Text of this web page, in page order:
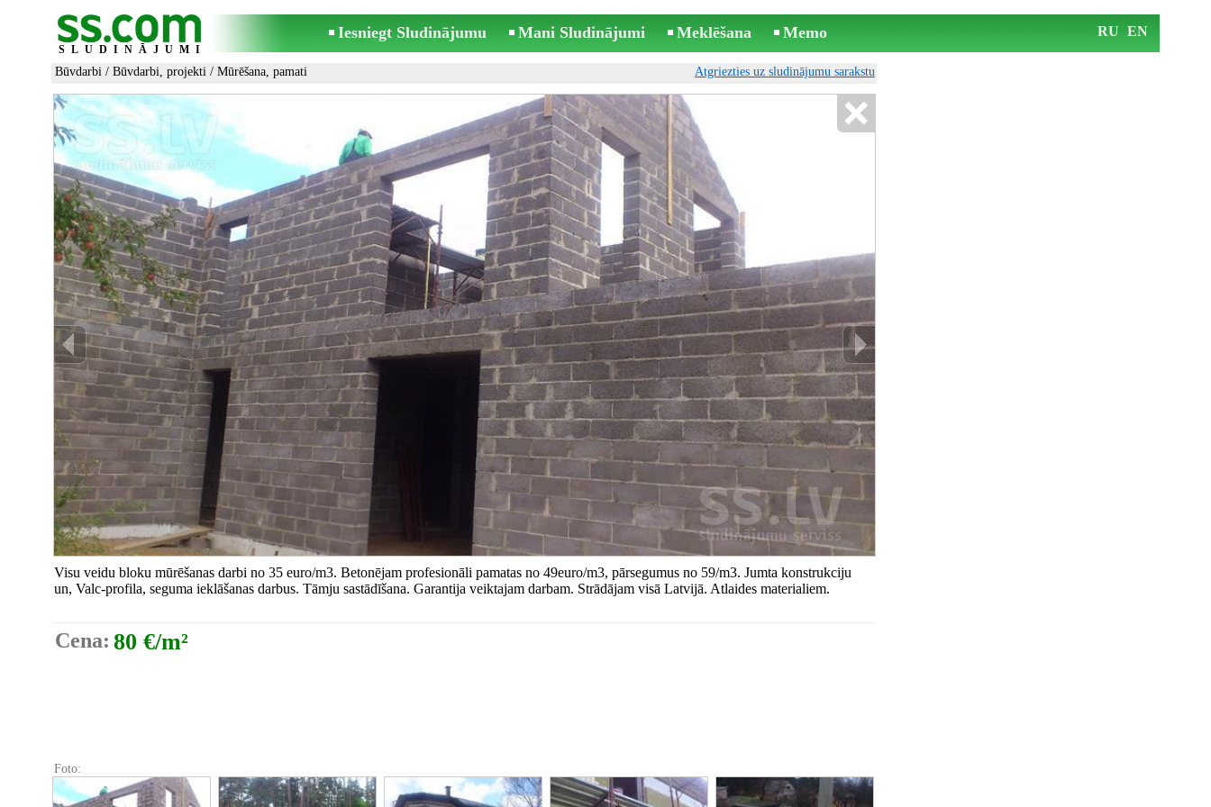
SLUDINĀJUMI
Iesniegt Sludinājumu Mani Sludinājumi Meklēšana Memo RU EN
Būvdarbi / Būvdarbi, projekti / Mūrēšana, pamati Atgriezties uz sludinājumu sarakstu
Visu veidu bloku mūrēšanas darbi no 35 euro/m3. Betonējam profesionāli pamatas no 49euro/m3, pārsegumus no 59/m3. Jumta konstrukciju
un, Valc-profila, seguma ieklāšanas darbus. Tāmju sastādīšana. Garantija veiktajam darbam. Strādājam visā Latvijā. Atlaides materialiem.
Cena: 80 €/m²
Foto: